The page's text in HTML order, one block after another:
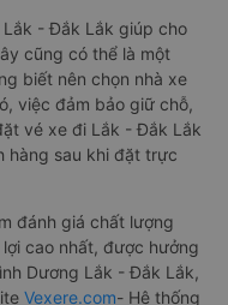
Lắk - Đắk Lắk giúp cho
cũng có thể là một
biết nên chọn nhà xe
việc đảm bảo giữ chỗ,
vé xe đi Lắk - Đắk Lắk
hàng sau khi đặt trực
đánh giá chất lượng
cao nhất, được hưởng
Dương Lắk - Đắk Lắk,
Vexere.com- Hệ thống